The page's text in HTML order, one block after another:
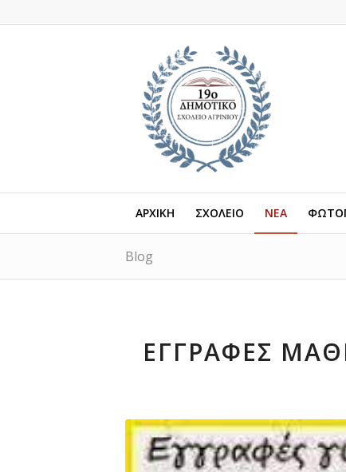
ΑΡΧΙΚΗ ΣΧΟΛΕΙΟ ΝΕΑ
Blog
ΕΓΓΡΑΦΈΣ